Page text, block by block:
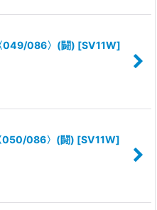
049/086〉(闘) [SV11W]
050/086〉(闘) [SV11W]